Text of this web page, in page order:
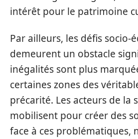
intérêt pour le patrimoine
Par ailleurs, les défis socio-
demeurent un obstacle
inégalités sont plus
certaines zones des
précarité. Les acteurs de la
mobilisent pour créer des
face à ces problématiques,